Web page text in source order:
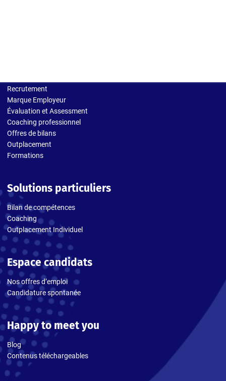
Recrutement
Marque Employeur
Évaluation et Assessment
Coaching professionnel
Offres de bilans
Outplacement
Formations
Solutions particuliers
Bilan de compétences
Coaching
Outplacement Individuel
Espace candidats
Nos offres d’emploi
Candidature spontanée
Happy to meet you
Blog
Contenus téléchargeables